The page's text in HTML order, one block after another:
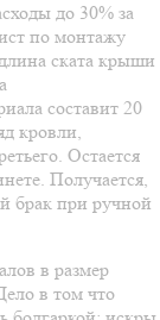
до 30% за
по монтажу
ската крыши
составит 20
кровли,
Остается
Получается,
брак при ручной
в размер
в том что